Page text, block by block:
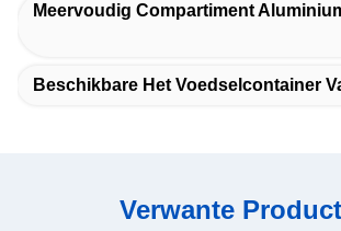
Meervoudig Compartiment
Beschikbare Het Voedselcontainer
Verwante